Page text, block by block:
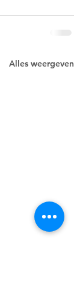
Alles weergeven